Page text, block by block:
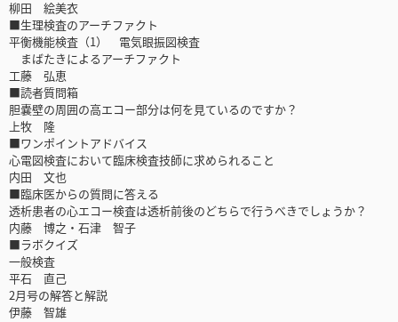
柳田 絵美衣
■生理検査のアーチファクト
平衡機能検査（1） 電気眼振図検査
まばたきによるアーチファクト
工藤 弘恵
■読者質問箱
胆嚢壁の周囲の高エコー部分は何を見ているのですか？
上牧 隆
■ワンポイントアドバイス
心電図検査において臨床検査技師に求められること
内田 文也
■臨床医からの質問に答える
透析患者の心エコー検査は透析前後のどちらで行うべきでしょうか？
内藤 博之・石津 智子
■ラボクイズ
一般検査
平石 直己
2月号の解答と解説
伊藤 智雄